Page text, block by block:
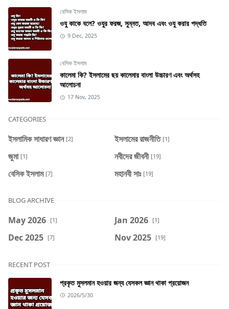
বেসিক ইসলাম
ওযু কাকে বলে? ওযুর ফরজ, সুন্নত, আদব এবং ওযু করার পদ্ধতি
9 Dec, 2025
বেসিক ইসলাম
কালেমা কি? ইসলামের ছয় কালেমার বাংলা উচ্চারণ এবং অর্থসহ
আলোচনা
17 Nov, 2025
CATEGORIES
ইসলামিক সাধারণ জ্ঞান [2] ইসলামের রাজনীতি [1]
জুমা [1] নবীদের জীবনী [19]
বেসিক ইসলাম [7] মহানবী সাঃ [19]
BLOG ARCHIVE
May 2026 [1] Jan 2026 [1]
Dec 2025 [7] Nov 2025 [19]
RECENT POST
প্রকৃত মুসলমান হওয়ার জন্য যেসকল জ্ঞান থাকা প্রয়োজন
2026/5/30